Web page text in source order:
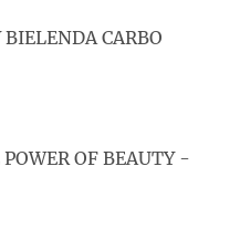
CARBO
OF BEAUTY -